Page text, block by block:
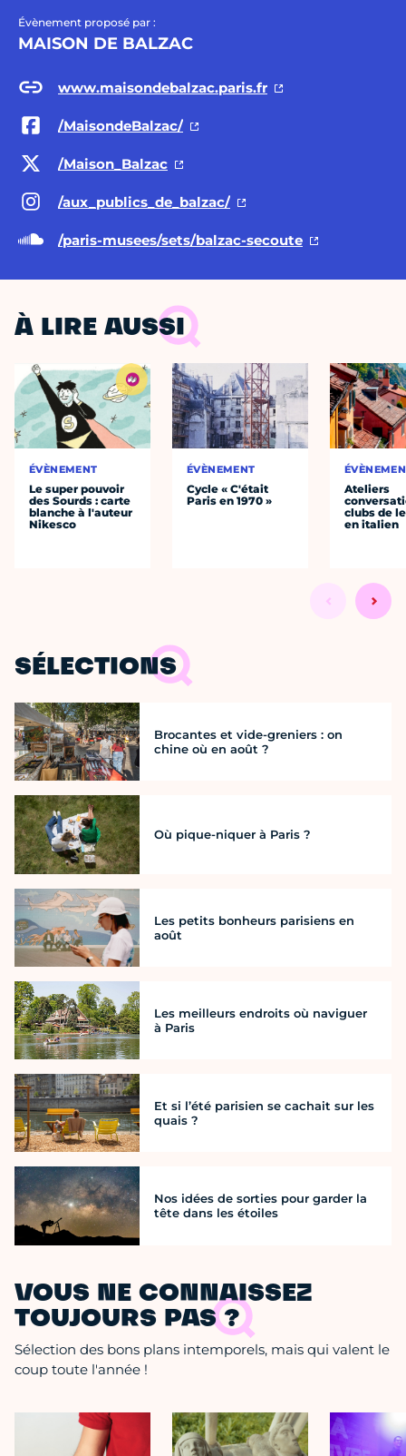
Évènement proposé par :
MAISON DE BALZAC
www.maisondebalzac.paris.fr
/MaisondeBalzac/
/Maison_Balzac
/aux_publics_de_balzac/
/paris-musees/sets/balzac-secoute
À LIRE AUSSI
ÉVÈNEMENT
Le super pouvoir
des Sourds : carte
blanche à l'auteur
Nikesco
ÉVÈNEMENT
Cycle « C'était
Paris en 1970 »
Ateliers
clubs de
en italien
SÉLECTIONS
Brocantes et vide-greniers : on
chine où en août ?
Où pique-niquer à Paris ?
Les petits bonheurs parisiens en
août
Les meilleurs endroits où naviguer
à Paris
Et si l’été parisien se cachait sur les
quais ?
Nos idées de sorties pour garder la
tête dans les étoiles
VOUS NE CONNAISSEZ
TOUJOURS PAS ?
Sélection des bons plans intemporels, mais qui valent le
coup toute l'année !